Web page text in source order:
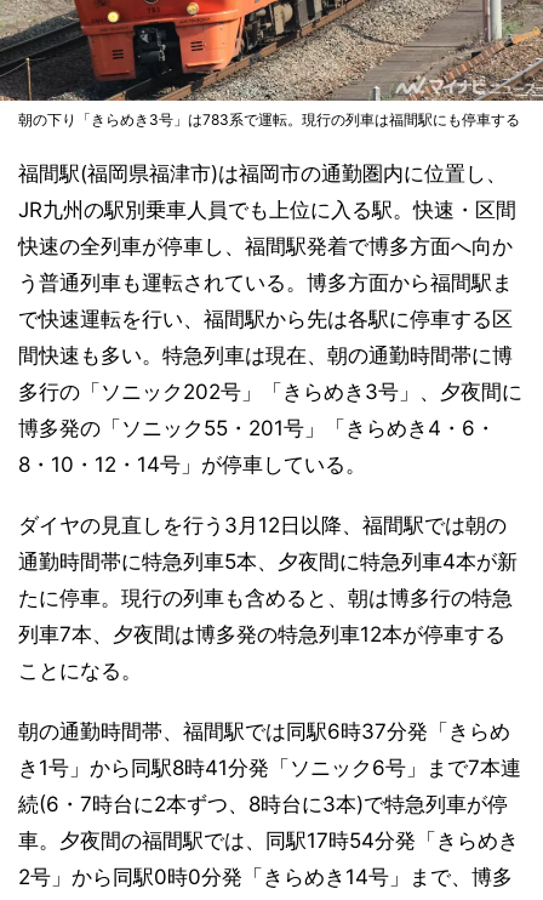
朝の下り「きらめき3号」は783系で運転。現行の列車は福間駅にも停車する
福間駅(福岡県福津市)は福岡市の通勤圏内に位置し、
JR九州の駅別乗車人員でも上位に入る駅。快速・区間
快速の全列車が停車し、福間駅発着で博多方面へ向か
う普通列車も運転されている。博多方面から福間駅ま
で快速運転を行い、福間駅から先は各駅に停車する区
間快速も多い。特急列車は現在、朝の通勤時間帯に博
多行の「ソニック202号」「きらめき3号」、夕夜間に
博多発の「ソニック55・201号」「きらめき4・6・
8・10・12・14号」が停車している。
ダイヤの見直しを行う3月12日以降、福間駅では朝の
通勤時間帯に特急列車5本、夕夜間に特急列車4本が新
たに停車。現行の列車も含めると、朝は博多行の特急
列車7本、夕夜間は博多発の特急列車12本が停車する
ことになる。
朝の通勤時間帯、福間駅では同駅6時37分発「きらめ
き1号」から同駅8時41分発「ソニック6号」まで7本連
続(6・7時台に2本ずつ、8時台に3本)で特急列車が停
車。夕夜間の福間駅では、同駅17時54分発「きらめき
2号」から同駅0時0分発「きらめき14号」まで、博多